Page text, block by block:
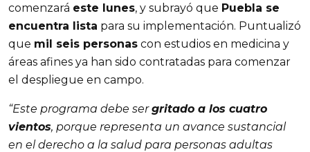
comenzará este lunes, y subrayó que Puebla se
encuentra lista para su implementación. Puntualizó
que mil seis personas con estudios en medicina y
áreas afines ya han sido contratadas para comenzar
el despliegue en campo.
“Este programa debe ser gritado a los cuatro
vientos, porque representa un avance sustancial
en el derecho a la salud para personas adultas